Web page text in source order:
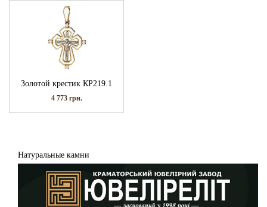
Золотой крестик КР219.1
4 773 грн.
Натуральные камни